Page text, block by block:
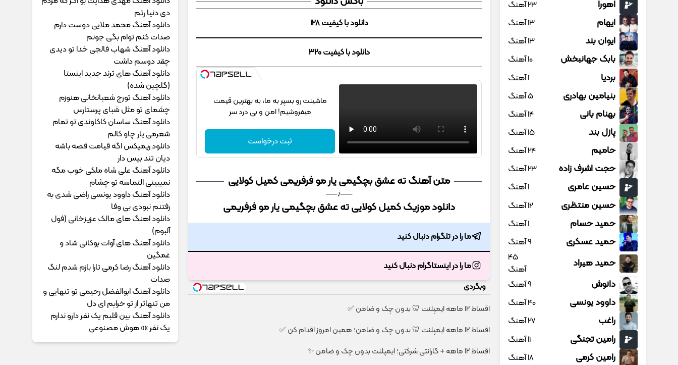
دانلود با کیفیت 128
دانلود با کیفیت 320
ماشینت رو بسپر به ما، به بهترین قیمت
میفروشیم! امن و بی درد سر
ثبت درخواست
متن آهنگ ته عشق بچگیمی یار مو فرفریمی کمیل کولایی
──♪──
دانلود موزیک کمیل کولایی ته عشق بچگیمی یار مو فرفریمی
ما را در تلگرام دنبال کنید
ما را در اینستاگرام دنبال کنید
وبگردی
اقساط ۱۲ ماهه ایمپلنت 🦷 بدون چک و ضامن ✅
اقساط ۱۲ ماهه ایمپلنت 🦷 بدون چک و ضامن؛ همین امروز اقدام کن ✅
اقساط 12 ماهه + گارانتی شرکتی؛ ایمپلنت بدون چک و ضامن ✨
اهورا 23 آهنگ
ایهام 13 آهنگ
ایوان بند 13 آهنگ
بابک جهانبخش 10 آهنگ
بردیا 1 آهنگ
بنیامین بهادری 5 آهنگ
بهنام بانی 14 آهنگ
پازل بند 15 آهنگ
حامیم 24 آهنگ
حجت اشرف زاده 23 آهنگ
حسین عامری 1 آهنگ
حسین منتظری 12 آهنگ
حمید حسام 1 آهنگ
حمید عسکری 9 آهنگ
حمید هیراد
45
آهنگ
دانوش 9 آهنگ
داوود یونسی 40 آهنگ
راغب 27 آهنگ
رامین تجنگی 11 آهنگ
رامین کرمی 18 آهنگ
دی دنیا رتم
دانلود آهنگ محمد ملایی دوﺳﺖ دارم
ﺻﺪات ﻛﻨﻢ ﺗﻮام ﺑﮕﻰ ﺟﻮﻧﻢ
دانلود آهنگ شهاب فالجی خدا تو دیدی
چقد دوسم داشت
دانلود آهنگ های ترند جدید اینستا
(گلچین شده)
دانلود آهنگ تورج شعبانخانی هنوزم
چشمای تو مثل شبای پرستارس
دانلود آهنگ ساسان کاکاوندی تو تمام
شعرمی یار چاو کالم
دانلود ریمیکس اگه قیامت قصه باشه
دیان تند بیس دار
دانلود آهنگ علی شاه ملکی خوب مگه
نمیبینی التماسه تو چشام
دانلود آهنگ داوود یونسی راﺿﻰ ﺷﺪی ﺑﻪ
رﻓﺘﻨﻢ ﻧﺒﻮدی ﺑﻰ وﻓﺎ
دانلود اهنگ های مالک عزیزخانی (فول
آلبوم)
دانلود آهنگ های آوات بوکانی شاد و
غمگین
دانلود آهنگ رضا کرمی تارا بازم شدم لنگ
صدات
دانلود آهنگ ابوالفضل رحیمی ﺗﻮ ﺗﻨﻬﺎﻳﻰ و
ﻣﻦ ﺗﻨﻬﺎﺗﺮ از ﺗﻮ ﺧﺮاﺑﻢ ای دل
دانلود آهنگ بین قلبم یک نفر دارو ندارم
یک نفر »» هوش مصنوعی